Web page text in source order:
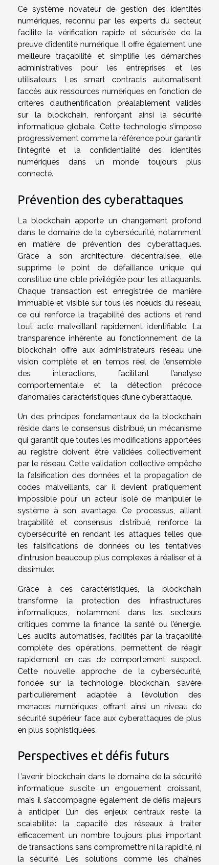
Ce système novateur de gestion des identités
numériques, reconnu par les experts du secteur,
facilite la vérification rapide et sécurisée de la
preuve d’identité numérique. Il offre également une
meilleure traçabilité et simplifie les démarches
administratives pour les entreprises et les
utilisateurs. Les smart contracts automatisent
l’accès aux ressources numériques en fonction de
critères d’authentification préalablement validés
sur la blockchain, renforçant ainsi la sécurité
informatique globale. Cette technologie s’impose
progressivement comme la référence pour garantir
l’intégrité et la confidentialité des identités
numériques dans un monde toujours plus
connecté.
Prévention des cyberattaques
La blockchain apporte un changement profond
dans le domaine de la cybersécurité, notamment
en matière de prévention des cyberattaques.
Grâce à son architecture décentralisée, elle
supprime le point de défaillance unique qui
constitue une cible privilégiée pour les attaquants.
Chaque transaction est enregistrée de manière
immuable et visible sur tous les nœuds du réseau,
ce qui renforce la traçabilité des actions et rend
tout acte malveillant rapidement identifiable. La
transparence inhérente au fonctionnement de la
blockchain offre aux administrateurs réseau une
vision complète et en temps réel de l’ensemble
des interactions, facilitant l’analyse
comportementale et la détection précoce
d’anomalies caractéristiques d’une cyberattaque.
Un des principes fondamentaux de la blockchain
réside dans le consensus distribué, un mécanisme
qui garantit que toutes les modifications apportées
au registre doivent être validées collectivement
par le réseau. Cette validation collective empêche
la falsification des données et la propagation de
codes malveillants, car il devient pratiquement
impossible pour un acteur isolé de manipuler le
système à son avantage. Ce processus, alliant
traçabilité et consensus distribué, renforce la
cybersécurité en rendant les attaques telles que
les falsifications de données ou les tentatives
d’intrusion beaucoup plus complexes à réaliser et à
dissimuler.
Grâce à ces caractéristiques, la blockchain
transforme la protection des infrastructures
informatiques, notamment dans les secteurs
critiques comme la finance, la santé ou l’énergie.
Les audits automatisés, facilités par la traçabilité
complète des opérations, permettent de réagir
rapidement en cas de comportement suspect.
Cette nouvelle approche de la cybersécurité,
fondée sur la technologie blockchain, s’avère
particulièrement adaptée à l’évolution des
menaces numériques, offrant ainsi un niveau de
sécurité supérieur face aux cyberattaques de plus
en plus sophistiquées.
Perspectives et défis futurs
L’avenir blockchain dans le domaine de la sécurité
informatique suscite un engouement croissant,
mais il s’accompagne également de défis majeurs
à anticiper. L’un des enjeux centraux reste la
scalabilité : la capacité des réseaux à traiter
efficacement un nombre toujours plus important
de transactions sans compromettre ni la rapidité, ni
la sécurité. Les solutions comme les chaînes